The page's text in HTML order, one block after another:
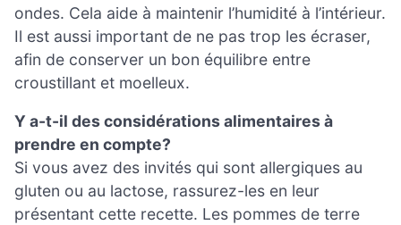
ondes. Cela aide à maintenir l’humidité à l’intérieur.
Il est aussi important de ne pas trop les écraser,
afin de conserver un bon équilibre entre
croustillant et moelleux.
Y a-t-il des considérations alimentaires à
prendre en compte?
Si vous avez des invités qui sont allergiques au
gluten ou au lactose, rassurez-les en leur
présentant cette recette. Les pommes de terre